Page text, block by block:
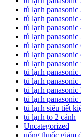
tủ lạnh panasonic
tủ lạnh panasonic
tủ lạnh panasonic
tủ lạnh panasonic
tủ lạnh panasonic
tủ lạnh
tủ lạnh
tủ lạnh
tủ lạnh panasonic
tủ lạnh panasonic
tủ lạnh
tủ lạnh siêu tiết
tủ lạnh to 2 cánh
Uncategorized
uống thuốc giảm